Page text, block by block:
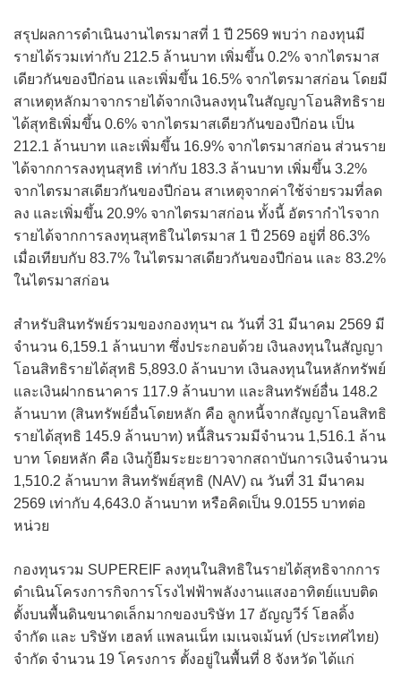
สรุปผลการดำเนินงานไตรมาสที่ 1 ปี 2569 พบว่า กองทุนมี
รายได้รวมเท่ากับ 212.5 ล้านบาท เพิ่มขึ้น 0.2% จากไตรมาส
เดียวกันของปีก่อน และเพิ่มขึ้น 16.5% จากไตรมาสก่อน โดยมี
สาเหตุหลักมาจากรายได้จากเงินลงทุนในสัญญาโอนสิทธิราย
ได้สุทธิเพิ่มขึ้น 0.6% จากไตรมาสเดียวกันของปีก่อน เป็น
212.1 ล้านบาท และเพิ่มขึ้น 16.9% จากไตรมาสก่อน ส่วนราย
ได้จากการลงทุนสุทธิ เท่ากับ 183.3 ล้านบาท เพิ่มขึ้น 3.2%
จากไตรมาสเดียวกันของปีก่อน สาเหตุจากค่าใช้จ่ายรวมที่ลด
ลง และเพิ่มขึ้น 20.9% จากไตรมาสก่อน ทั้งนี้ อัตรากำไรจาก
รายได้จากการลงทุนสุทธิในไตรมาส 1 ปี 2569 อยู่ที่ 86.3%
เมื่อเทียบกับ 83.7% ในไตรมาสเดียวกันของปีก่อน และ 83.2%
ในไตรมาสก่อน
สำหรับสินทรัพย์รวมของกองทุนฯ ณ วันที่ 31 มีนาคม 2569 มี
จำนวน 6,159.1 ล้านบาท ซึ่งประกอบด้วย เงินลงทุนในสัญญา
โอนสิทธิรายได้สุทธิ 5,893.0 ล้านบาท เงินลงทุนในหลักทรัพย์
และเงินฝากธนาคาร 117.9 ล้านบาท และสินทรัพย์อื่น 148.2
ล้านบาท (สินทรัพย์อื่นโดยหลัก คือ ลูกหนี้จากสัญญาโอนสิทธิ
รายได้สุทธิ 145.9 ล้านบาท) หนี้สินรวมมีจำนวน 1,516.1 ล้าน
บาท โดยหลัก คือ เงินกู้ยืมระยะยาวจากสถาบันการเงินจำนวน
1,510.2 ล้านบาท สินทรัพย์สุทธิ (NAV) ณ วันที่ 31 มีนาคม
2569 เท่ากับ 4,643.0 ล้านบาท หรือคิดเป็น 9.0155 บาทต่อ
หน่วย
กองทุนรวม SUPEREIF ลงทุนในสิทธิในรายได้สุทธิจากการ
ดำเนินโครงการกิจการโรงไฟฟ้าพลังงานแสงอาทิตย์แบบติด
ตั้งบนพื้นดินขนาดเล็กมากของบริษัท 17 อัญญวีร์ โฮลดิ้ง
จำกัด และ บริษัท เฮลท์ แพลนเน็ท เมเนจเม้นท์ (ประเทศไทย)
จำกัด จำนวน 19 โครงการ ตั้งอยู่ในพื้นที่ 8 จังหวัด ได้แก่